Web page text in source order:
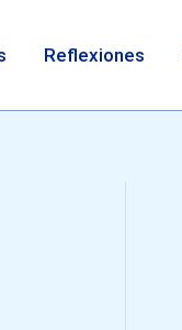
Reflexiones